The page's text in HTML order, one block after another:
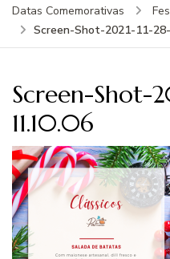
Datas Comemorativas
Screen-Shot-2021-11-
Screen-Shot-
11.10.06